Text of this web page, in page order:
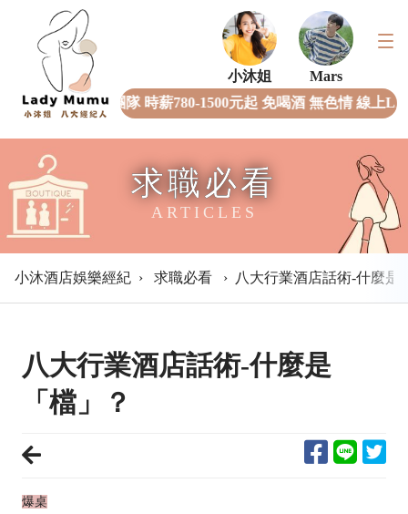
小沐姐
Mars
全女經紀團隊 時薪780-1500元起 免喝酒 無色情 線上
求職必看
ARTICLES
小沐酒店娛樂經紀 › 求職必看 › 八大行業酒店話術-什麼是
八大行業酒店話術-什麼是
「檔」？
爆桌